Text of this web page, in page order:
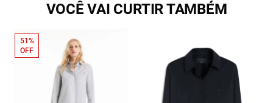
VOCÊ VAI CURTIR TAMBÉM
51%
OFF